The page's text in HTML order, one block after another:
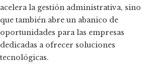
acelera la gestión administrativa, sino
que también abre un abanico de
oportunidades para las empresas
dedicadas a ofrecer soluciones
tecnológicas.